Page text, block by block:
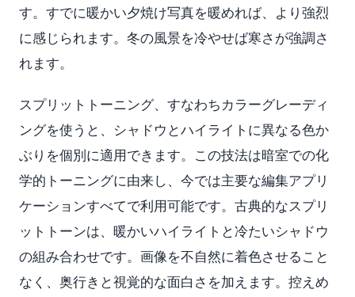
す。すでに暖かい夕焼け写真を暖めれば、より強烈
に感じられます。冬の風景を冷やせば寒さが強調さ
れます。
スプリットトーニング、すなわちカラーグレーディ
ングを使うと、シャドウとハイライトに異なる色か
ぶりを個別に適用できます。この技法は暗室での化
学的トーニングに由来し、今では主要な編集アプリ
ケーションすべてで利用可能です。古典的なスプリ
ットトーンは、暖かいハイライトと冷たいシャドウ
の組み合わせです。画像を不自然に着色させること
なく、奥行きと視覚的な面白さを加えます。控えめ